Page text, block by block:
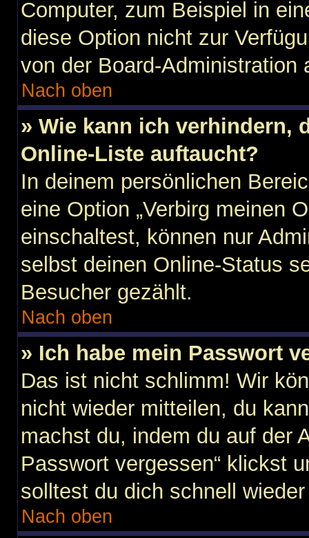
Computer, zum Beispiel in
diese Option nicht zur
von der Board-Administration
Nach oben
» Wie kann ich verhindern,
Online-Liste auftaucht?
In deinem persönlichen
eine Option „Verbirg meinen
einschaltest, können nur
selbst deinen Online-Status
Besucher gezählt.
Nach oben
» Ich habe mein Passwort
Das ist nicht schlimm! Wir
nicht wieder mitteilen, du
machst du, indem du auf der
Passwort vergessen“ klickst
solltest du dich schnell
Nach oben